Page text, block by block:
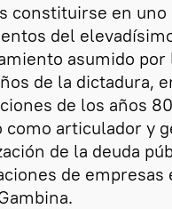
constituirse en uno
del
asumido
de la dictadura,
de los años
como articulador y
de la deuda
de empresas